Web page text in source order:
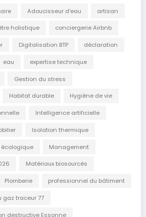
Adoucisseur d'eau artisan
holistique conciergerie Airbnb
Digitalisation BTP déclaration
eau expertise technique
Gestion du stress
Habitat durable Hygiène de vie
Intelligence artificielle
Isolation thermique
Management
Matériaux biosourcés
Plomberie professionnel du bâtiment
gaz traceur 77
destructive Essonne